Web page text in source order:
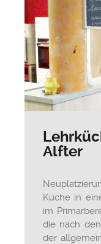
Alfter
Küche in
im
die nach
der